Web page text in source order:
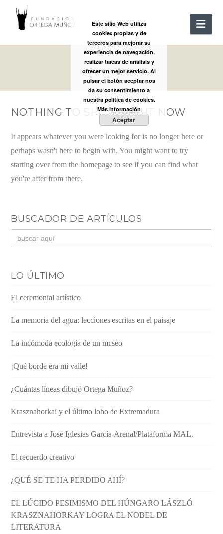
ORTEGA
MUÑOZ
NOTHING TO SHOW RIGHT NOW
It appears whatever you were looking for is no longer here or
perhaps wasn't here to begin with. You might want to try
starting over from the homepage to see if you can find what
you're after from there.
BUSCADOR DE ARTÍCULOS
Buscar:
LO ÚLTIMO
El ceremonial artístico
La memoria del agua: lecciones escritas en el paisaje
La incómoda ecología de un museo
¡Qué borde era mi valle!
¿Cuántas líneas dibujó Ortega Muñoz?
Krasznahorkai y el último lobo de Extremadura
Entrevista a Jose Iglesias García-Arenal/Plataforma MAL.
El recuerdo creativo
¿QUÉ SE TE HA PERDIDO AHÍ?
EL LÚCIDO PESIMISMO DEL HÚNGARO LÁSZLÓ
KRASZNAHORKAY LOGRA EL NOBEL DE
LITERATURA
Este sitio Web utiliza
cookies propias y de
terceros para mejorar su
experiencia de navegación,
realizar tareas de análisis y
ofrecer un mejor servicio. Al
pulsar el botón aceptar nos
da su consentimiento a
nuestra política de cookies.
Más información
Aceptar